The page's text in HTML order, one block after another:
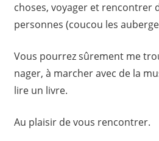
choses, voyager et rencontrer
personnes (coucou les
Vous pourrez sûrement me
nager, à marcher avec de la
lire un livre.
Au plaisir de vous rencontrer.